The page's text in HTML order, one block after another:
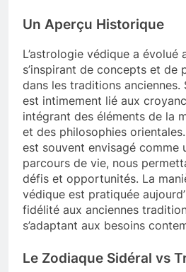
Un Aperçu Historique
L’astrologie védique a évolué
s’inspirant de concepts et de
dans les traditions anciennes.
est intimement lié aux
intégrant des éléments de la
et des philosophies
est souvent envisagé comme
parcours de vie, nous
défis et opportunités. La
védique est pratiquée
fidélité aux anciennes
s’adaptant aux besoins
Le Zodiaque Sidéral vs